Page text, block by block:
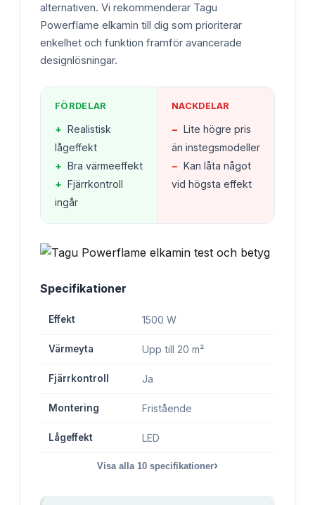
alternativen. Vi rekommenderar Tagu
Powerflame elkamin till dig som prioriterar
enkelhet och funktion framför avancerade
designlösningar.
FÖRDELAR
+ Realistisk
lågeffekt
+ Bra värmeeffekt
+ Fjärrkontroll
ingår
NACKDELAR
− Lite högre pris
än instegsmodeller
− Kan låta något
vid högsta effekt
Specifikationer
Effekt 1500 W
Värmeyta Upp till 20 m²
Fjärrkontroll Ja
Montering Fristående
Lågeffekt LED
Visa alla 10 specifikationer›